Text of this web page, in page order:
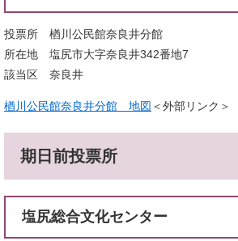
投票所 楢川公民館奈良井分館
所在地 塩尻市大字奈良井342番地7
該当区 奈良井
楢川公民館奈良井分館 地図 ＜外部リンク＞
期日前投票所
塩尻総合文化センター